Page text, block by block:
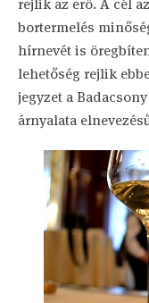
rejlik az erő. A cél
bortermelés
hírnevét is
lehetőség rejlik
jegyzet a
árnyalata